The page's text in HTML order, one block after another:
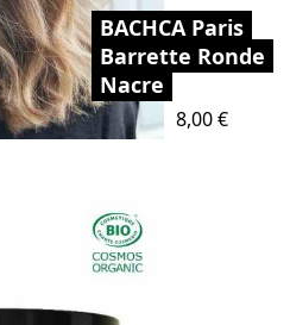
BACHCA Paris
Barrette Ronde
Nacre
Prix
8,00 €